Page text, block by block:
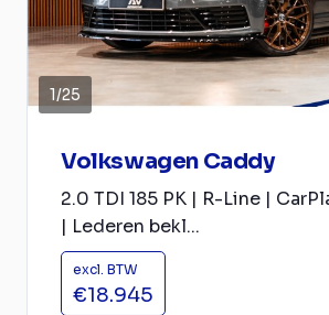
1/25
Volkswagen Caddy
2.0 TDI 185 PK | R-Line |
| Lederen bekl...
excl. BTW
€18.945